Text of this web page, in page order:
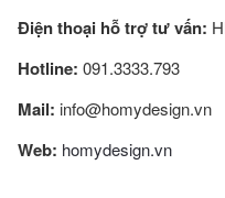
Điện thoại hỗ trợ tư vấn:
Hotline: 091.3333.793
Mail: info@homydesign.vn
Web: homydesign.vn